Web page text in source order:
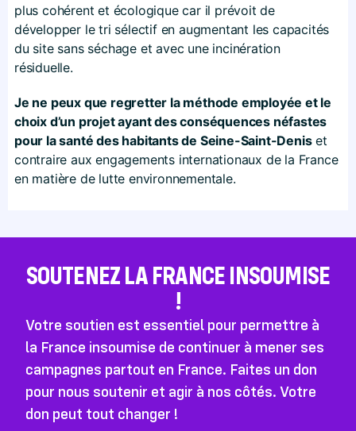
plus cohérent et écologique car il prévoit de
développer le tri sélectif en augmentant les capacités
du site sans séchage et avec une incinération
résiduelle.
Je ne peux que regretter la méthode employée et le
choix d’un projet ayant des conséquences néfastes
pour la santé des habitants de Seine-Saint-Deniset
contraire aux engagements internationaux de la France
en matière de lutte environnementale.
SOUTENEZ LA FRANCE INSOUMISE
!
Votre soutien est essentiel pour permettre à
la France insoumise de continuer à mener ses
campagnes partout en France. Faites un don
pour nous soutenir et agir à nos côtés. Votre
don peut tout changer !